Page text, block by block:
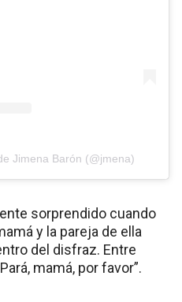
Jimena Barón (@jmena)
sorprendido cuando
y la pareja de ella
del disfraz. Entre
mamá, por favor”.